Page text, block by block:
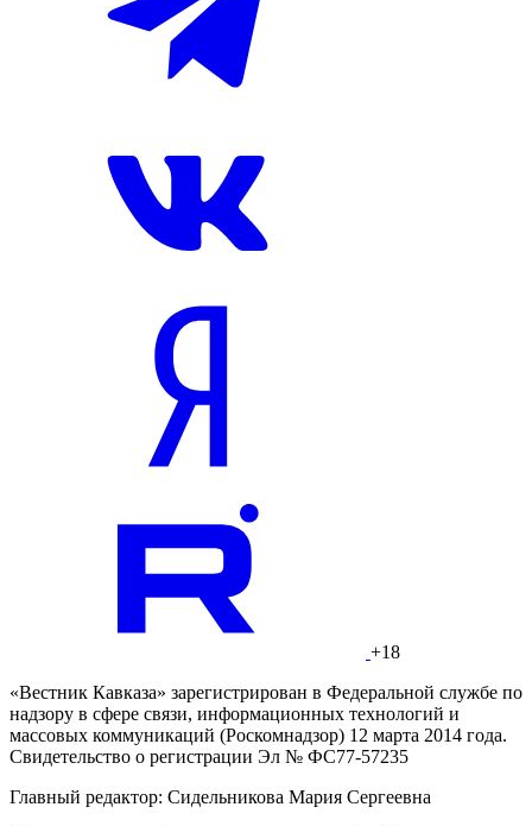
+18
«Вестник Кавказа» зарегистрирован в Федеральной службе по
надзору в сфере связи, информационных технологий и
массовых коммуникаций (Роскомнадзор) 12 марта 2014 года.
Свидетельство о регистрации Эл № ФС77-57235
Главный редактор: Сидельникова Мария Сергеевна